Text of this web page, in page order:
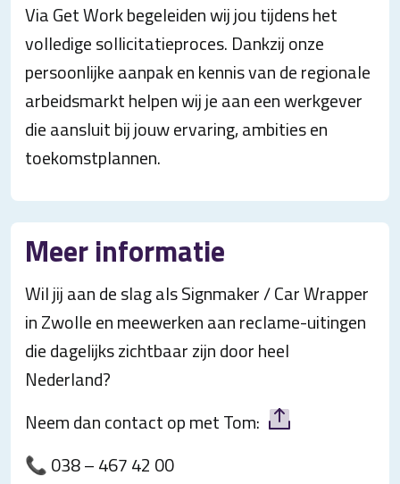
Via Get Work begeleiden wij jou tijdens het
volledige sollicitatieproces. Dankzij onze
persoonlijke aanpak en kennis van de regionale
arbeidsmarkt helpen wij je aan een werkgever
die aansluit bij jouw ervaring, ambities en
toekomstplannen.
Meer informatie
Wil jij aan de slag als Signmaker / Car Wrapper
in Zwolle en meewerken aan reclame-uitingen
die dagelijks zichtbaar zijn door heel
Nederland?
Neem dan contact op met Tom:
📞 038 – 467 42 00